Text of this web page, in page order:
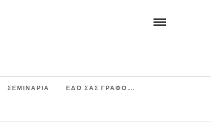
ΣΕΜΙΝΆΡΙΑ ΕΔΩ ΣΑΣ ΓΡΑΦΩ….